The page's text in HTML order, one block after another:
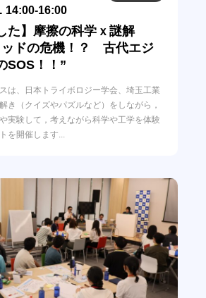
14:00-16:00
た】摩擦の科学ｘ謎解
ドの危機！？ 古代エジ
SOS！！”
は、日本トライボロジー学会、埼玉工業
き（クイズやパズルなど）をしながら，
実験して，考えながら科学や工学を体験
を開催します...